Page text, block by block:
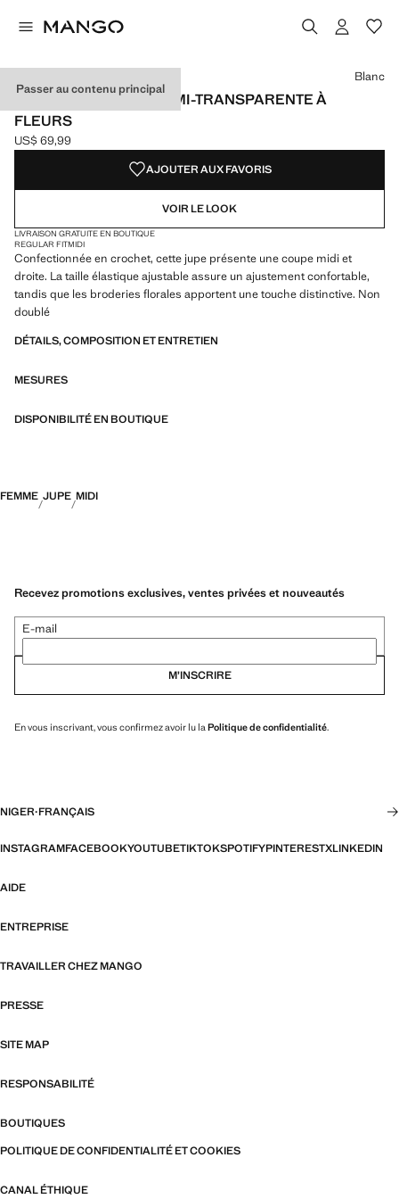
Passer au contenu principal
JUPE EN CROCHET SEMI-TRANSPARENTE À
FLEURS
Prix actuel [US$ 69,99 ]
US$ 69,99
Choisissez une couleur
Blanc
AJOUTER AUX FAVORIS
VOIR LE LOOK
LIVRAISON GRATUITE EN BOUTIQUE
REGULAR FITMIDI
Confectionnée en crochet, cette jupe présente une coupe midi et
droite. La taille élastique ajustable assure un ajustement confortable,
tandis que les broderies florales apportent une touche distinctive. Non
doublé
DÉTAILS, COMPOSITION ET ENTRETIEN
MESURES
DISPONIBILITÉ EN BOUTIQUE
FEMME JUPE MIDI
Recevez promotions exclusives, ventes privées et nouveautés
E-mail
M’INSCRIRE
En vous inscrivant, vous confirmez avoir lu la Politique de confidentialité.
NIGER·FRANÇAIS
INSTAGRAMFACEBOOKYOUTUBETIKTOKSPOTIFYPINTERESTXLINKEDIN
AIDE
ENTREPRISE
TRAVAILLER CHEZ MANGO
PRESSE
SITE MAP
RESPONSABILITÉ
BOUTIQUES
POLITIQUE DE CONFIDENTIALITÉ ET COOKIES
CANAL ÉTHIQUE